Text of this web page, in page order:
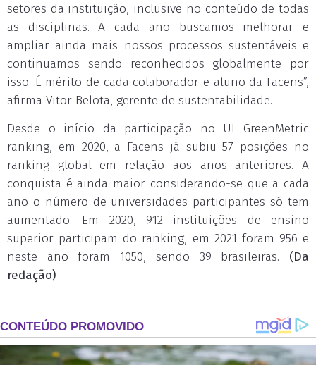
setores da instituição, inclusive no conteúdo de todas
as disciplinas. A cada ano buscamos melhorar e
ampliar ainda mais nossos processos sustentáveis e
continuamos sendo reconhecidos globalmente por
isso. É mérito de cada colaborador e aluno da Facens”,
afirma Vitor Belota, gerente de sustentabilidade.
Desde o início da participação no UI GreenMetric
ranking, em 2020, a Facens já subiu 57 posições no
ranking global em relação aos anos anteriores. A
conquista é ainda maior considerando-se que a cada
ano o número de universidades participantes só tem
aumentado. Em 2020, 912 instituições de ensino
superior participam do ranking, em 2021 foram 956 e
neste ano foram 1050, sendo 39 brasileiras. (Da
redação)